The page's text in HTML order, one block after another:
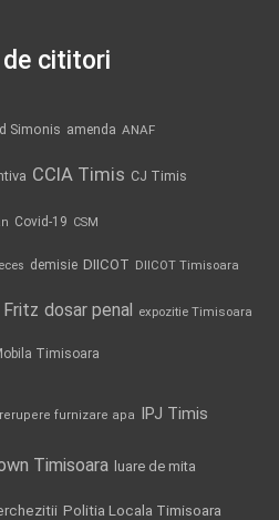
cititori
Simonis amenda ANAF
CCIA Timis CJ Timis
Covid-19 CSM
demisie DIICOT DIICOT Timisoara
Fritz dosar penal expozitie Timisoara
Timisoara
furnizare apa IPJ Timis
Timisoara luare de mita
Politia Locala Timisoara